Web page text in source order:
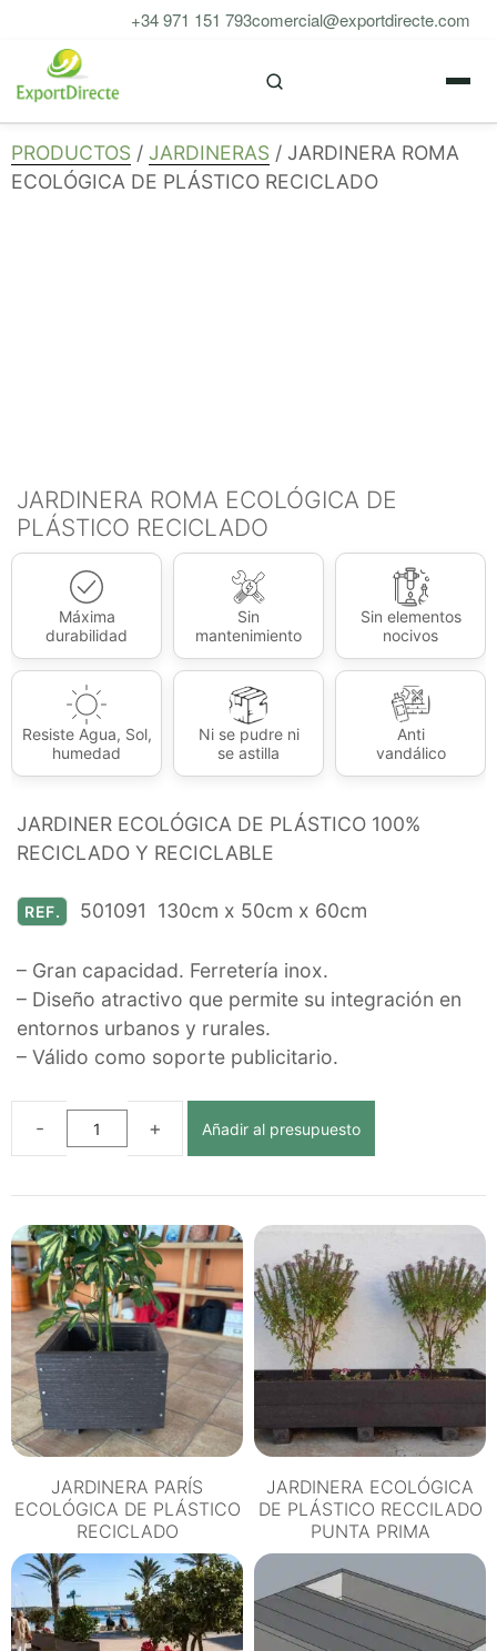
contenido
+34 971 151 793comercial@exportdirecte.com
PRODUCTOS / JARDINERAS / JARDINERA ROMA
ECOLÓGICA DE PLÁSTICO RECICLADO
JARDINERA ROMA ECOLÓGICA DE
PLÁSTICO RECICLADO
Máxima
durabilidad
Sin
mantenimiento
Sin elementos
nocivos
Resiste Agua, Sol,
humedad
Ni se pudre ni
se astilla
Anti
vandálico
JARDINER ECOLÓGICA DE PLÁSTICO 100%
RECICLADO Y RECICLABLE
REF. 501091 130cm x 50cm x 60cm
– Gran capacidad. Ferretería inox.
– Diseño atractivo que permite su integración en
entornos urbanos y rurales.
– Válido como soporte publicitario.
JARDINERA
ECOLÓGICA
DE
PLÁSTICO
RECICLADO
cantidad
Añadir al presupuesto
JARDINERA PARÍS
ECOLÓGICA DE PLÁSTICO
RECICLADO
JARDINERA ECOLÓGICA
DE PLÁSTICO RECCILADO
PUNTA PRIMA